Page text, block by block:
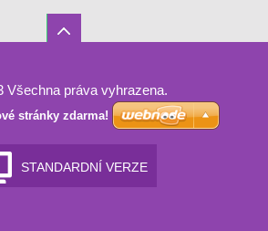
Všechna práva vyhrazena.
stránky zdarma!
STANDARDNÍ VERZE